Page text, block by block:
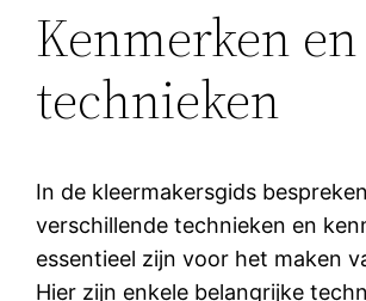
Kenmerken en
technieken
In de kleermakersgids
verschillende technieken en
essentieel zijn voor het maken
Hier zijn enkele belangrijke